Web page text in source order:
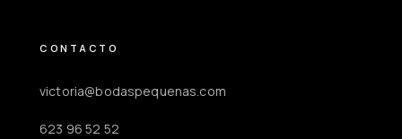
CONTACTO
victoria@bodaspequenas.com
623 96 52 52